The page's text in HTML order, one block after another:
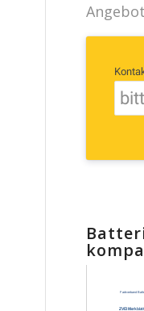
Angebot